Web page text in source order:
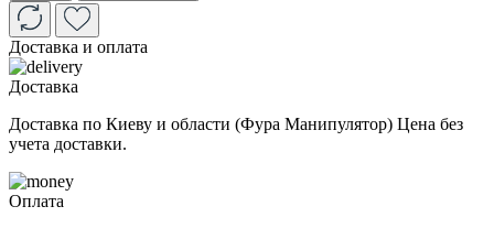
Доставка и оплата
Доставка
Доставка по Киеву и области (Фура Манипулятор) Цена без
учета доставки.
Оплата